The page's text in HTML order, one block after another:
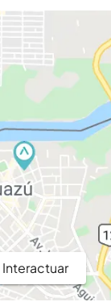
Interactuar